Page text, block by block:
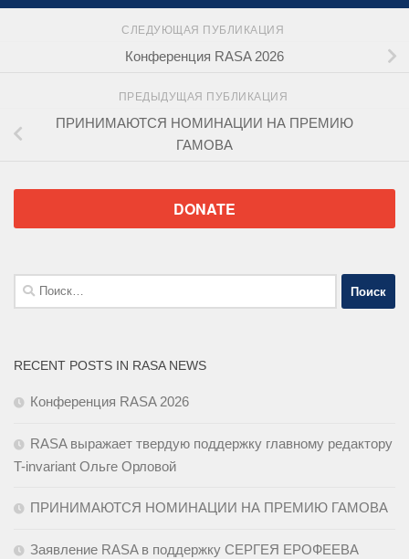
СЛЕДУЮЩАЯ ПУБЛИКАЦИЯ
Конференция RASA 2026
ПРЕДЫДУЩАЯ ПУБЛИКАЦИЯ
ПРИНИМАЮТСЯ НОМИНАЦИИ НА ПРЕМИЮ
ГАМОВА
DONATE
Найти:
RECENT POSTS IN RASA NEWS
Конференция RASA 2026
RASA выражает твердую поддержку главному редактору
T-invariant Ольге Орловой
ПРИНИМАЮТСЯ НОМИНАЦИИ НА ПРЕМИЮ ГАМОВА
Заявление RASA в поддержку СЕРГЕЯ ЕРОФЕЕВА